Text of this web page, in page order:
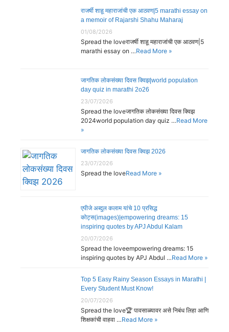
राजर्षी शाहू महाराजांची एक आठवण|5 marathi essay on
a memoir of Rajarshi Shahu Maharaj
01/08/2026
Spread the loveराजर्षी शाहू महाराजांची एक आठवण|5
marathi essay on …Read More »
जागतिक लोकसंख्या दिवस क्विझ|world population
day quiz in marathi 2o26
23/07/2026
Spread the loveजागतिक लोकसंख्या दिवस क्विझ
2024world population day quiz …Read More
»
जागतिक लोकसंख्या दिवस क्विझ 2026
23/07/2026
Spread the loveRead More »
एपीजे अब्दुल कलाम यांचे 10 प्रसिद्ध
कोट्स(images)|empowering dreams: 15
inspiring quotes by APJ Abdul Kalam
20/07/2026
Spread the loveempowering dreams: 15
inspiring quotes by APJ Abdul …Read More »
Top 5 Easy Rainy Season Essays in Marathi |
Every Student Must Know!
20/07/2026
Spread the love🏆 पावसाळ्यावर असे निबंध लिहा आणि
शिक्षकांची वाहवा …Read More »